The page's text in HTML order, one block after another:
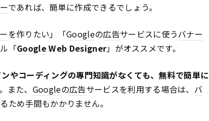
であれば、簡単に作成できるでしょう。
を作りたい」「Googleの広告サービスに使うバナー
「GoogleWeb Designer」がオススメです。
やコーディングの專門知識がなくても、無料で簡単に
また、 Googleの広告サービスを利用する場合は、 バ
ため手間もかかりません。